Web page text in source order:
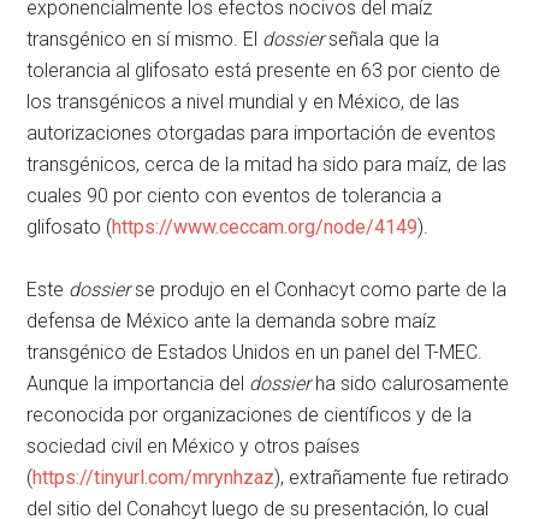
exponencialmente los efectos nocivos del maíz
transgénico en sí mismo. El dossierseñala que la
tolerancia al glifosato está presente en 63 por ciento de
los transgénicos a nivel mundial y en México, de las
autorizaciones otorgadas para importación de eventos
transgénicos, cerca de la mitad ha sido para maíz, de las
cuales 90 por ciento con eventos de tolerancia a
glifosato (https://www.ceccam.org/node/4149).
Este dossierse produjo en el Conhacyt como parte de la
defensa de México ante la demanda sobre maíz
transgénico de Estados Unidos en un panel del T-MEC.
Aunque la importancia del dossierha sido calurosamente
reconocida por organizaciones de científicos y de la
sociedad civil en México y otros países
(https://tinyurl.com/mrynhzaz), extrañamente fue retirado
del sitio del Conahcyt luego de su presentación, lo cual